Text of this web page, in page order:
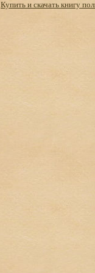
Купить и скачать книгу